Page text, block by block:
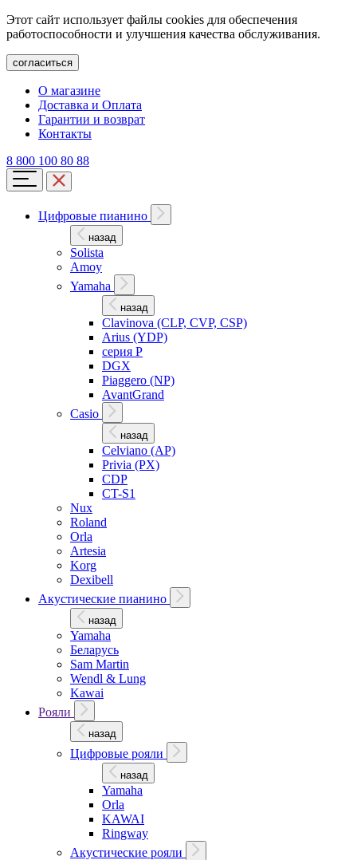
Этот сайт использует файлы cookies для обеспечения
работоспособности и улучшения качества обслуживания.
согласиться
О магазине
Доставка и Оплата
Гарантии и возврат
Контакты
8 800 100 80 88
Цифровые пианино
назад
Solista
Amoy
Yamaha
назад
Clavinova (CLP, CVP, CSP)
Arius (YDP)
серия P
DGX
Piaggero (NP)
AvantGrand
Casio
назад
Celviano (AP)
Privia (PX)
CDP
CT-S1
Nux
Roland
Orla
Artesia
Korg
Dexibell
Акустические пианино
назад
Yamaha
Беларусь
Sam Martin
Wendl & Lung
Kawai
Рояли
назад
Цифровые рояли
назад
Yamaha
Orla
KAWAI
Ringway
Акустические рояли